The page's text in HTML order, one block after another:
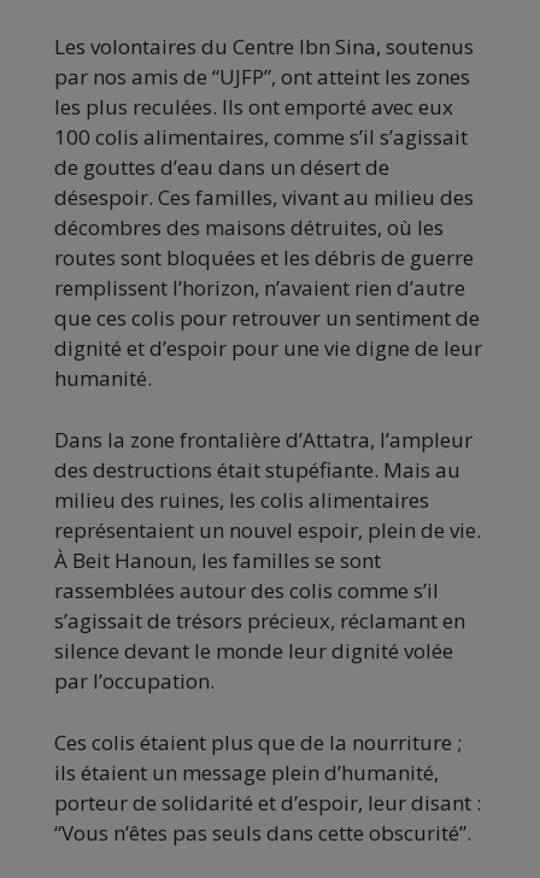
Les volontaires du Centre Ibn Sina, soutenus
par nos amis de “UJFP”, ont atteint les zones
les plus reculées. Ils ont emporté avec eux
100 colis alimentaires, comme s’il s’agissait
de gouttes d’eau dans un désert de
désespoir. Ces familles, vivant au milieu des
décombres des maisons détruites, où les
routes sont bloquées et les débris de guerre
remplissent l’horizon, n’avaient rien d’autre
que ces colis pour retrouver un sentiment de
dignité et d’espoir pour une vie digne de leur
humanité.
Dans la zone frontalière d’Attatra, l’ampleur
des destructions était stupéfiante. Mais au
milieu des ruines, les colis alimentaires
représentaient un nouvel espoir, plein de vie.
À Beit Hanoun, les familles se sont
rassemblées autour des colis comme s’il
s’agissait de trésors précieux, réclamant en
silence devant le monde leur dignité volée
par l’occupation.
Ces colis étaient plus que de la nourriture ;
ils étaient un message plein d’humanité,
porteur de solidarité et d’espoir, leur disant :
“Vous n’êtes pas seuls dans cette obscurité”.